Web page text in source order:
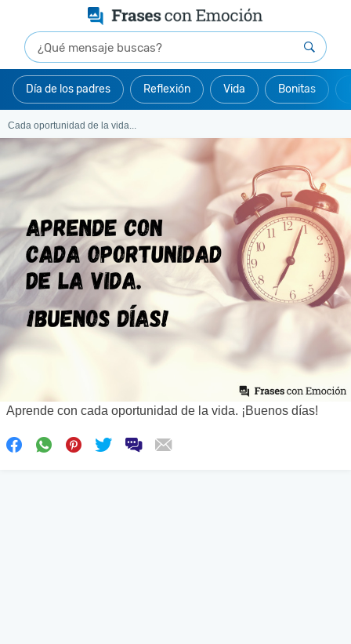
Día de los padres Reflexión Vida Bonitas
Cada oportunidad de la vida...
Aprende con cada oportunidad de la vida. ¡Buenos días!